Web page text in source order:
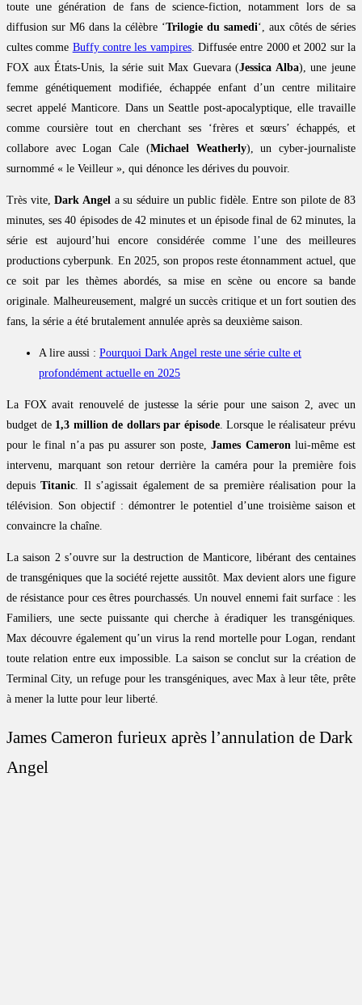
toute une génération de fans de science-fiction, notamment lors de sa
diffusion sur M6 dans la célèbre ‘Trilogie du samedi‘, aux côtés de séries
cultes comme Buffy contre les vampires. Diffusée entre 2000 et 2002 sur la
FOX aux États-Unis, la série suit Max Guevara (Jessica Alba), une jeune
femme génétiquement modifiée, échappée enfant d’un centre militaire
secret appelé Manticore. Dans un Seattle post-apocalyptique, elle travaille
comme coursière tout en cherchant ses ‘frères et sœurs’ échappés, et
collabore avec Logan Cale (Michael Weatherly), un cyber-journaliste
surnommé « le Veilleur », qui dénonce les dérives du pouvoir.
Très vite,Dark Angela su séduire un public fidèle. Entre son pilote de 83
minutes, ses 40 épisodes de 42 minutes et un épisode final de 62 minutes, la
série est aujourd’hui encore considérée comme l’une des meilleures
productions cyberpunk. En 2025, son propos reste étonnamment actuel, que
ce soit par les thèmes abordés, sa mise en scène ou encore sa bande
originale. Malheureusement, malgré un succès critique et un fort soutien des
fans, la série a été brutalement annulée après sa deuxième saison.
A lire aussi : Pourquoi Dark Angel reste une série culte et
profondément actuelle en 2025
La FOX avait renouvelé de justesse la série pour une saison 2, avec un
budget de 1,3 million de dollars par épisode. Lorsque le réalisateur prévu
pour le final n’a pas pu assurer son poste,James Cameronlui-même est
intervenu, marquant son retour derrière la caméra pour la première fois
depuisTitanic. Il s’agissait également de sa première réalisation pour la
télévision. Son objectif : démontrer le potentiel d’une troisième saison et
convaincre la chaîne.
La saison 2 s’ouvre sur la destruction de Manticore, libérant des centaines
de transgéniques que la société rejette aussitôt. Max devient alors une figure
de résistance pour ces êtres pourchassés. Un nouvel ennemi fait surface : les
Familiers, une secte puissante qui cherche à éradiquer les transgéniques.
Max découvre également qu’un virus la rend mortelle pour Logan, rendant
toute relation entre eux impossible. La saison se conclut sur la création de
Terminal City, un refuge pour les transgéniques, avec Max à leur tête, prête
à mener la lutte pour leur liberté.
James Cameron furieux après l’annulation de Dark
Angel